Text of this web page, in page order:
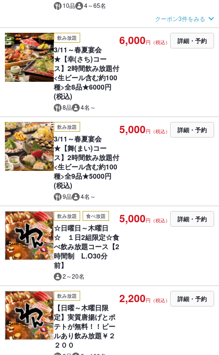
10品 4～65名
クーポン3件をみる
飲み放題
3/11～春夏宴会
★【幸(さち)コー
ス】2時間飲み放題付
<生ビール含む約100
種>全8品★6000円
(税込)
8品 4名～
6,000円（税込） 詳細・予約
飲み放題
3/11～春夏宴会
★【舞(まい)コー
ス】2時間飲み放題付
<生ビール含む約100
種>全9品★5000円
(税込)
9品 4名～
5,000円（税込） 詳細・予約
飲み放題 食べ放題
☆日曜日～木曜日
☆ １日2組限定☆食
べ飲み放題コース【2
時間制 L.O30分
前】
2～20名
5,000円（税込） 詳細・予約
飲み放題
【日曜～木曜日限
定】実質唐揚げとポ
テトが無料！！ビー
ルあり飲み放題￥２
２００
2,200円（税込） 詳細・予約